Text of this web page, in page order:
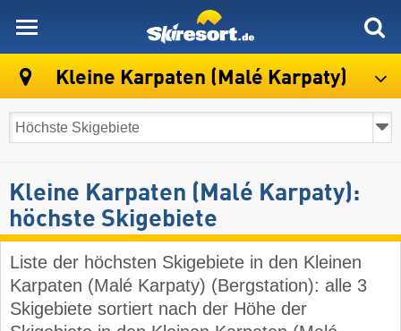
Kleine Karpaten (Malé Karpaty)
Kleine Karpaten (Malé Karpaty):
höchste Skigebiete
Liste der höchsten Skigebiete in den Kleinen
Karpaten (Malé Karpaty) (Bergstation): alle 3
Skigebiete sortiert nach der Höhe der